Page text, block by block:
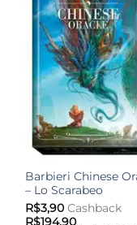
aos
Barbieri Chinese
– Lo Scarabeo
R$3,90 Cashback
R$194,90